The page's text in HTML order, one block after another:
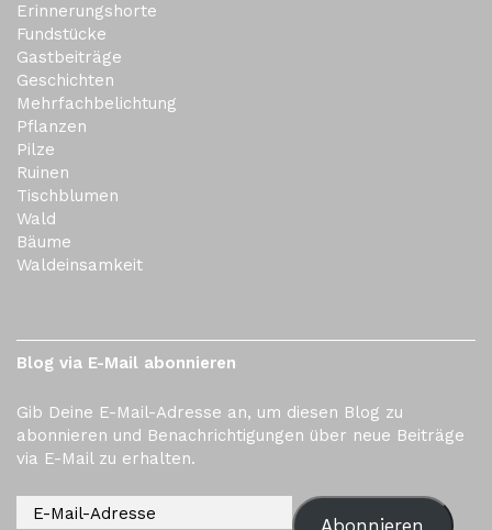
Erinnerungshorte
Fundstücke
Gastbeiträge
Geschichten
Mehrfachbelichtung
Pflanzen
Pilze
Ruinen
Tischblumen
Wald
Bäume
Waldeinsamkeit
Blog via E-Mail abonnieren
Gib Deine E-Mail-Adresse an, um diesen Blog zu
abonnieren und Benachrichtigungen über neue Beiträge
via E-Mail zu erhalten.